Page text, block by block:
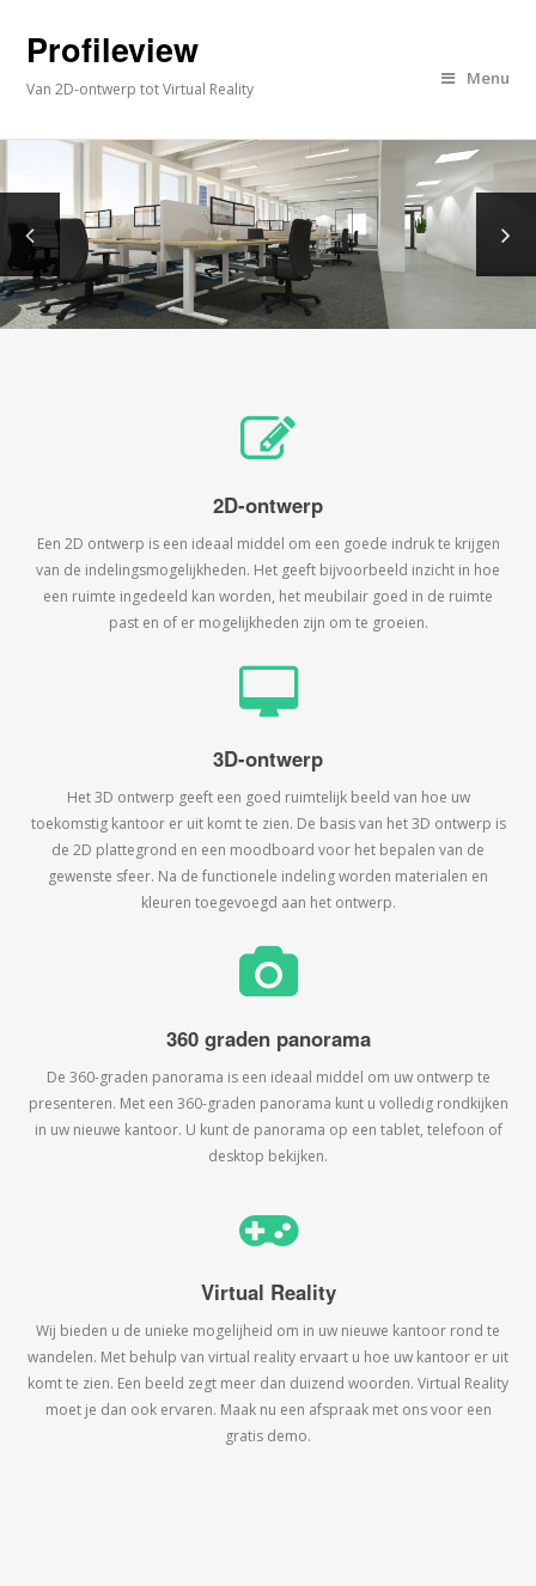
Profileview
Van 2D-ontwerp tot Virtual Reality
Menu
2D-ontwerp
Een 2D ontwerp is een ideaal middel om een goede indruk te krijgen
van de indelingsmogelijkheden. Het geeft bijvoorbeeld inzicht in hoe
een ruimte ingedeeld kan worden, het meubilair goed in de ruimte
past en of er mogelijkheden zijn om te groeien.
3D-ontwerp
Het 3D ontwerp geeft een goed ruimtelijk beeld van hoe uw
toekomstig kantoor er uit komt te zien. De basis van het 3D ontwerp is
de 2D plattegrond en een moodboard voor het bepalen van de
gewenste sfeer. Na de functionele indeling worden materialen en
kleuren toegevoegd aan het ontwerp.
360 graden panorama
De 360-graden panorama is een ideaal middel om uw ontwerp te
presenteren. Met een 360-graden panorama kunt u volledig rondkijken
in uw nieuwe kantoor. U kunt de panorama op een tablet, telefoon of
desktop bekijken.
Virtual Reality
Wij bieden u de unieke mogelijheid om in uw nieuwe kantoor rond te
wandelen. Met behulp van virtual reality ervaart u hoe uw kantoor er uit
komt te zien. Een beeld zegt meer dan duizend woorden. Virtual Reality
moet je dan ook ervaren. Maak nu een afspraak met ons voor een
gratis demo.